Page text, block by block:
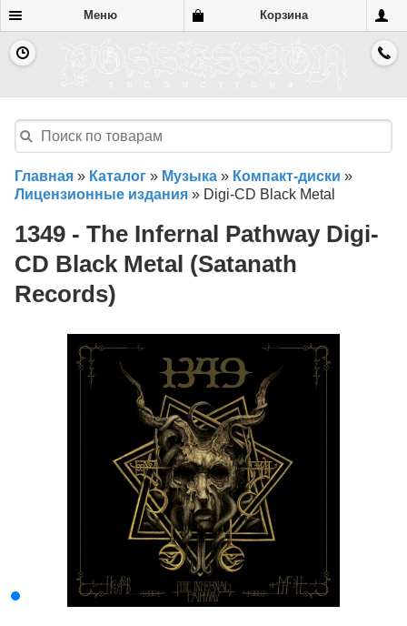
Меню Корзина
Главная » Каталог » Музыка » Компакт-диски »
Лицензионные издания » Digi-CD Black Metal
1349 - The Infernal Pathway Digi-
CD Black Metal (Satanath
Records)